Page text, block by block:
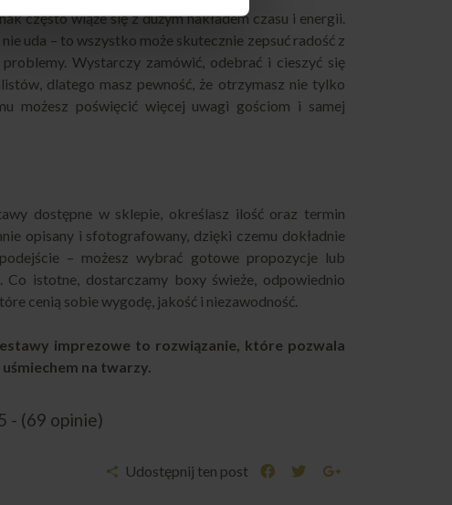
często wiąże się z dużym nakładem czasu i energii.
uda – to wszystko może skutecznie zepsuć radość z
Wystarczy zamówić, odebrać i cieszyć się
dlatego masz pewność, że otrzymasz nie tylko
możesz poświęcić więcej uwagi gościom i samej
dostępne w sklepie, określasz ilość oraz termin
opisany i sfotografowany, dzięki czemu dokładnie
– możesz wybrać gotowe propozycje lub
Co istotne, dostarczamy boxy świeże, odpowiednio
cenią sobie wygodę, jakość i niezawodność.
imprezowe to rozwiązanie, które pozwala
na twarzy.
- (69 opinie)
Udostępnij ten post